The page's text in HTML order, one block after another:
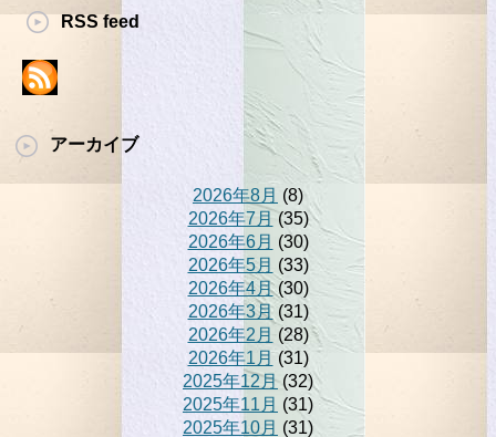
RSS feed
アーカイブ
2026年8月 (8)
2026年7月 (35)
2026年6月 (30)
2026年5月 (33)
2026年4月(30)
2026年3月(31)
2026年2月 (28)
2026年1月(31)
2025年12月 (32)
2025年11月 (31)
2025年10月 (31)